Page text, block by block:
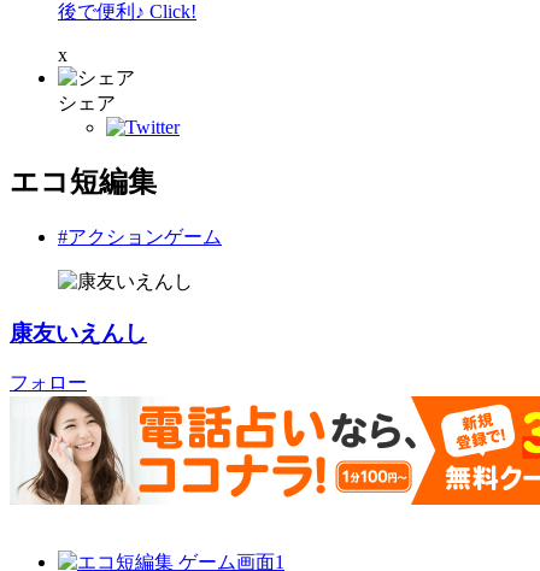
後で便利♪ Click!
x
シェア
エコ短編集
#アクションゲーム
康友いえんし
フォロー